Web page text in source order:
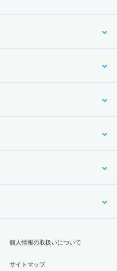
個人情報の取扱いについて
サイトマップ